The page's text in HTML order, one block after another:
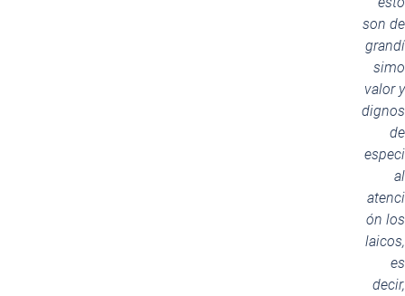
son de
grandí
simo
valor y
dignos
de
especi
al
atenci
ón los
laicos,
es
decir,